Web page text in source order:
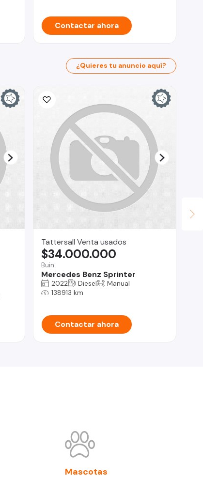
Contactar ahora
¿Quieres tu anuncio aquí?
Tattersall Venta usados
Buin
Mercedes Benz Sprinter
$34.000.000
2022 Diesel
Manual
138913 km
Contactar ahora
Mascotas